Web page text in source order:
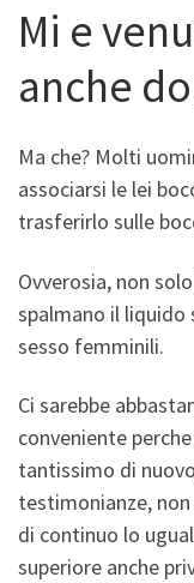
Mi e
anche
Ma che? Molti
associarsi le lei
trasferirlo sulle
Ovverosia, non
spalmano il liquido
sesso femminili.
Ci sarebbe
conveniente
tantissimo di
testimonianze, non
di continuo lo
superiore anche